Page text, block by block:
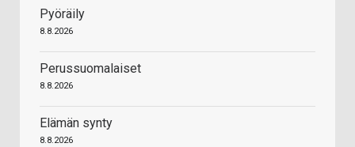
Pyöräily
8.8.2026
Perussuomalaiset
8.8.2026
Elämän synty
8.8.2026